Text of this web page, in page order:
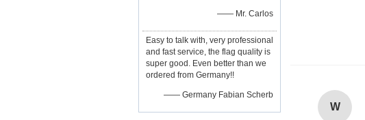
—— Mr. Carlos
Easy to talk with, very professional
and fast service, the flag quality is
super good. Even better than we
ordered from Germany!!
—— Germany Fabian Scherb
W